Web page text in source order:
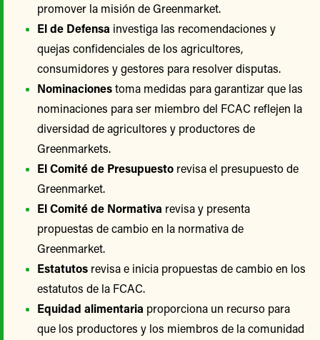
promover la misión de Greenmarket.
El de Defensa investiga las recomendaciones y
quejas confidenciales de los agricultores,
consumidores y gestores para resolver disputas.
Nominacionestoma medidas para garantizar que las
nominaciones para ser miembro del FCAC reflejen la
diversidad de agricultores y productores de
Greenmarkets.
El Comité de Presupuesto revisa el presupuesto de
Greenmarket.
El Comité de Normativa revisa y presenta
propuestas de cambio en la normativa de
Greenmarket.
Estatutos revisa e inicia propuestas de cambio en los
estatutos de la FCAC.
Equidad alimentaria proporciona un recurso para
que los productores y los miembros de la comunidad